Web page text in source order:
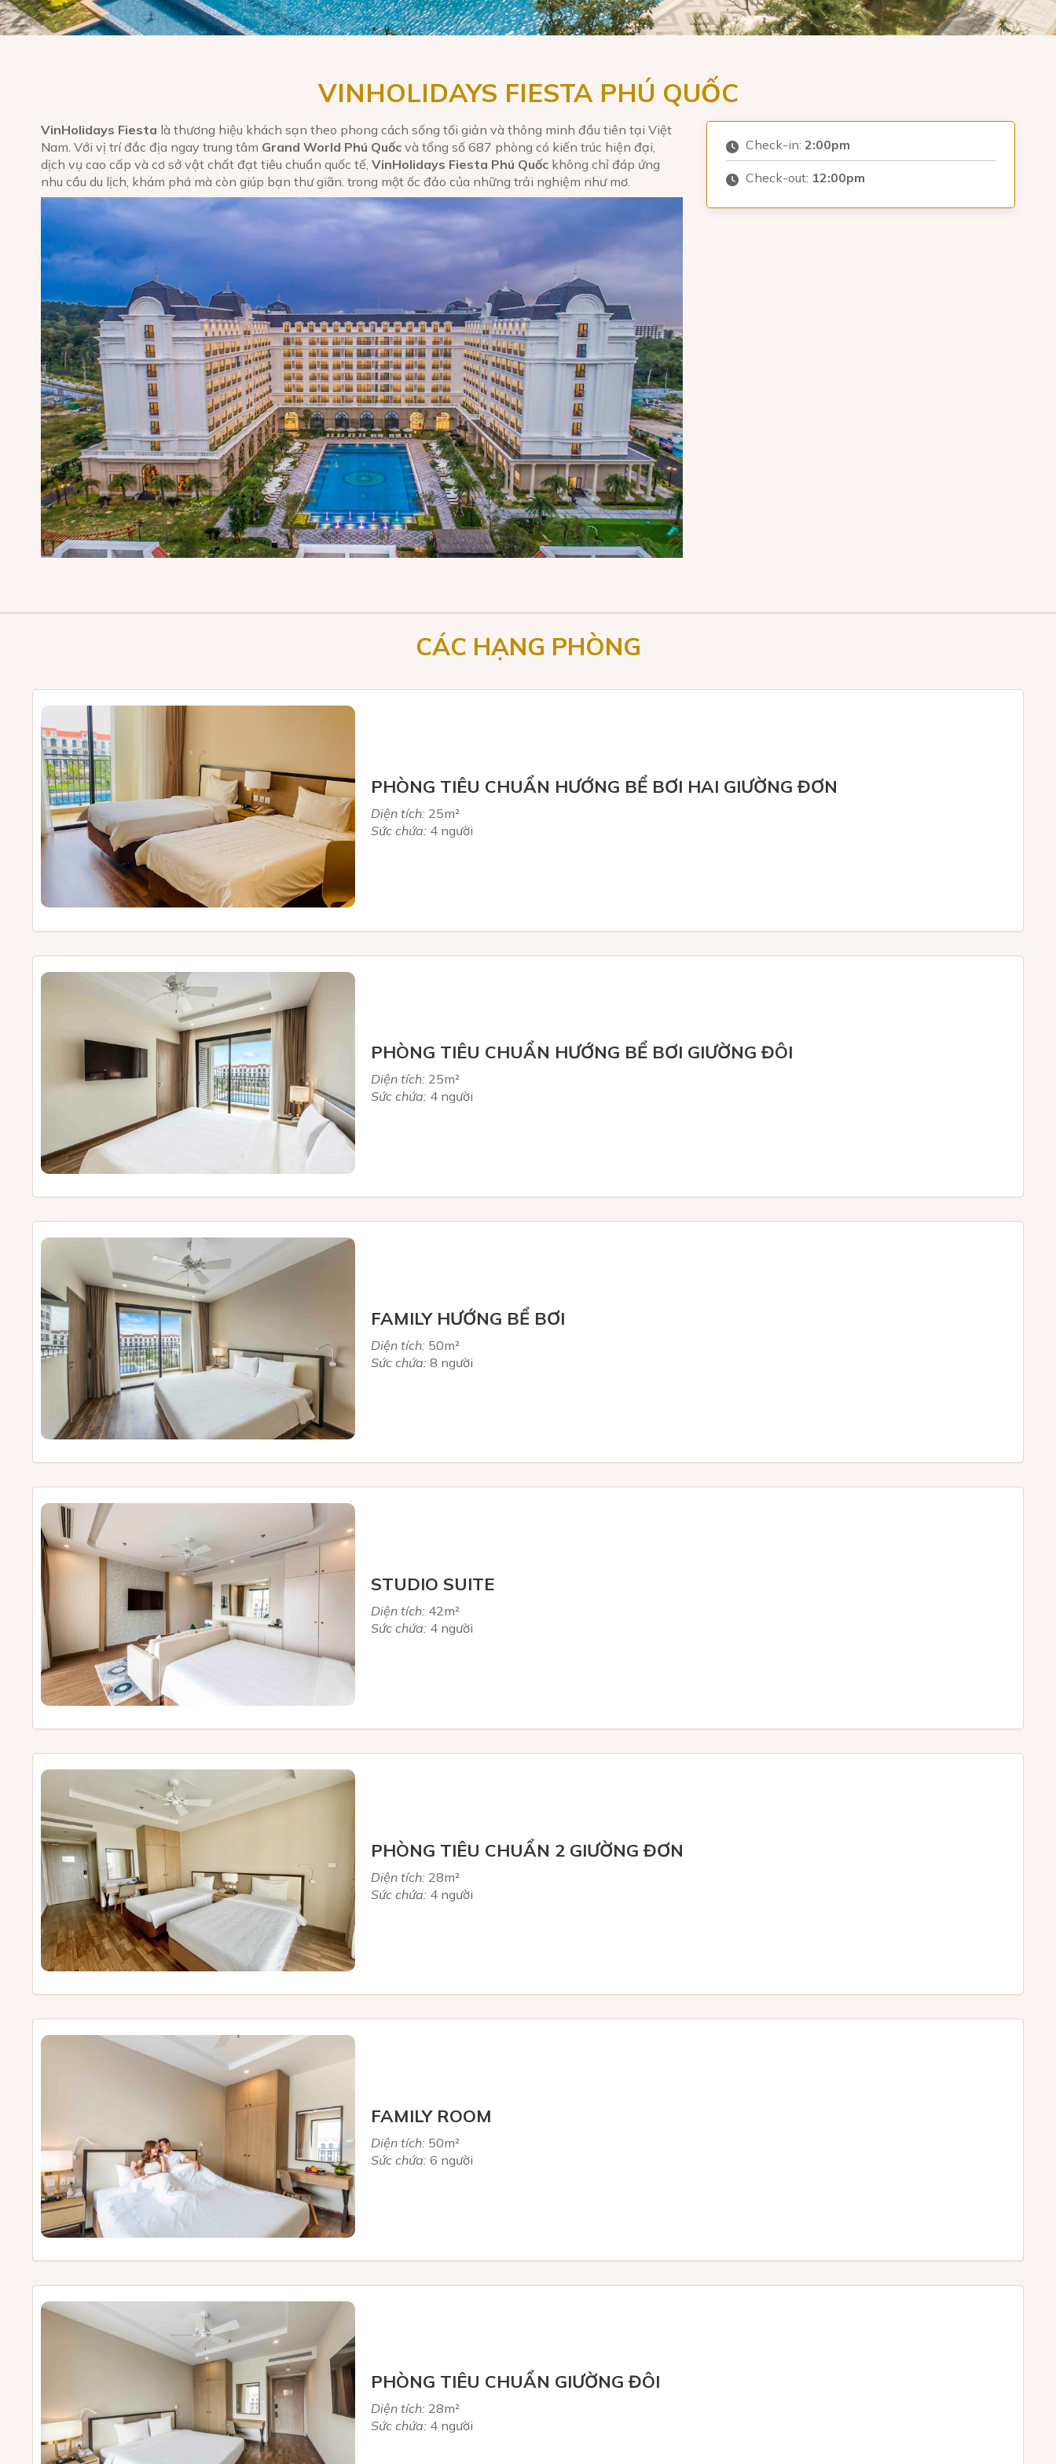
VINHOLIDAYS FIESTA PHÚ QUỐC
VinHolidays Fiesta là thương hiệu khách sạn theo phong cách sống tối giản và thông minh đầu tiên tại Việt
Nam. Với vị trí đắc địa ngay trung tâm Grand World Phú Quốc và tổng số 687 phòng có kiến trúc hiện đại,
dịch vụ cao cấp và cơ sở vật chất đạt tiêu chuẩn quốc tế, VinHolidays Fiesta Phú Quốc không chỉ đáp ứng
nhu cầu du lịch, khám phá mà còn giúp bạn thư giãn. trong một ốc đảo của những trải nghiệm như mơ.
Check-in: 2:00pm
Check-out: 12:00pm
CÁC HẠNG PHÒNG
PHÒNG TIÊU CHUẨN HƯỚNG BỂ BƠI HAI GIƯỜNG ĐƠN
Diện tích:25m²
Sức chứa:4 người
PHÒNG TIÊU CHUẨN HƯỚNG BỂ BƠI GIƯỜNG ĐÔI
Diện tích:25m²
Sức chứa:4 người
FAMILY HƯỚNG BỂ BƠI
Diện tích:50m²
Sức chứa:8 người
STUDIO SUITE
Diện tích:42m²
Sức chứa:4 người
PHÒNG TIÊU CHUẨN 2 GIƯỜNG ĐƠN
Diện tích:28m²
Sức chứa:4 người
FAMILY ROOM
Diện tích:50m²
Sức chứa:6 người
PHÒNG TIÊU CHUẨN GIƯỜNG ĐÔI
Diện tích:28m²
Sức chứa:4 người